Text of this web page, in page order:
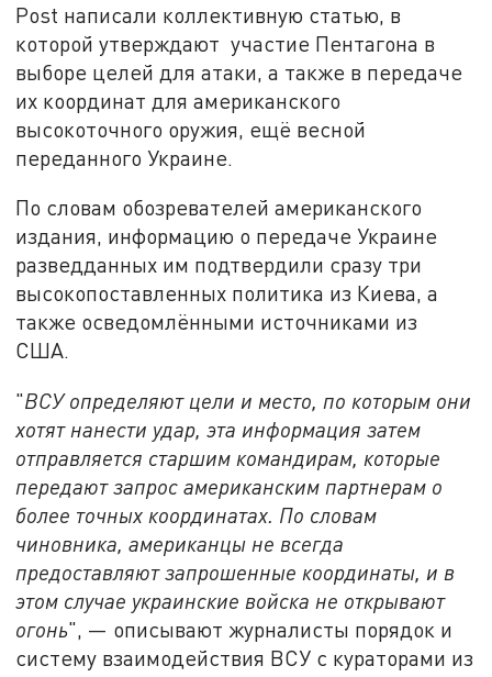
Post написали коллективную статью, в
которой утверждают участие Пентагона в
выборе целей для атаки, а также в передаче
их координат для американского
высокоточного оружия, ещё весной
переданного Украине.
По словам обозревателей американского
издания, информацию о передаче Украине
разведданных им подтвердили сразу три
высокопоставленных политика из Киева, а
также осведомлёнными источниками из
США.
"ВСУ определяют цели и место, по которым они
хотят нанести удар, эта информация затем
отправляется старшим командирам, которые
передают запрос американским партнерам о
более точных координатах. По словам
чиновника, американцы не всегда
предоставляют запрошенные координаты, и в
этом случае украинские войска не открывают
огонь", — описывают журналисты порядок и
систему взаимодействия ВСУ с кураторами из